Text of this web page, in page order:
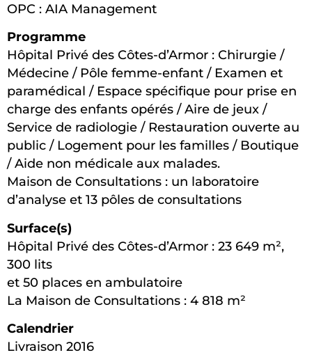
OPC : AIA Management
Programme
Hôpital Privé des Côtes-d’Armor : Chirurgie /
Médecine / Pôle femme-enfant / Examen et
paramédical / Espace spécifique pour prise en
charge des enfants opérés / Aire de jeux /
Service de radiologie / Restauration ouverte au
public / Logement pour les familles / Boutique
/ Aide non médicale aux malades.
Maison de Consultations : un laboratoire
d’analyse et 13 pôles de consultations
Surface(s)
Hôpital Privé des Côtes-d’Armor : 23 649 m²,
300 lits
et 50 places en ambulatoire
La Maison de Consultations : 4 818 m²
Calendrier
Livraison 2016